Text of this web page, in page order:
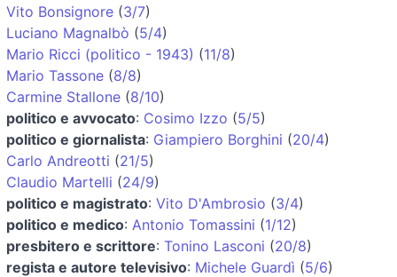
Vito Bonsignore (3/7)
Luciano Magnalbò (5/4)
Mario Ricci (politico - 1943) (11/8)
Mario Tassone (8/8)
Carmine Stallone (8/10)
politico e avvocato: Cosimo Izzo (5/5)
politico e giornalista: Giampiero Borghini (20/4)
Carlo Andreotti (21/5)
Claudio Martelli (24/9)
politico e magistrato: Vito D'Ambrosio (3/4)
politico e medico: Antonio Tomassini (1/12)
presbitero e scrittore: Tonino Lasconi (20/8)
regista e autore televisivo: Michele Guardì (5/6)